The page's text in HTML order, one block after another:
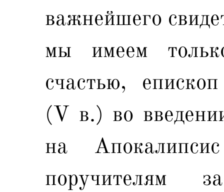
важнейшего
мы имеем
счастью,
(V в.) во
на
поручителям